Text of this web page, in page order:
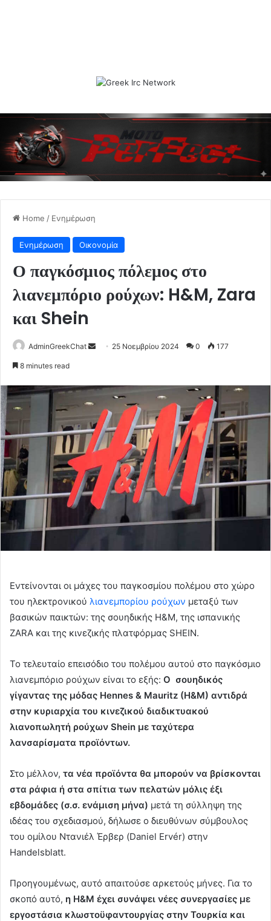
Home / Ενημέρωση
Ενημέρωση Οικονομία
Ο παγκόσμιος πόλεμος στο
λιανεμπόριο ρούχων: H&M, Zara
και Shein
AdminGreekChat
Send 25 Νοεμβρίου 2024 0 177
8 minutes read
Εντείνονται οι μάχες του παγκοσμίου πολέμου στο χώρο
του ηλεκτρονικού λιανεμπορίου ρούχων μεταξύ των
βασικών παικτών: της σουηδικής H&M, της ισπανικής
ΖARA και της κινεζικής πλατφόρμας SHEIN.
Το τελευταίο επεισόδιο του πολέμου αυτού στο παγκόσμιο
λιανεμπόριο ρούχων είναι το εξής: Ο σουηδικός
γίγαντας της μόδας Hennes & Mauritz (H&M) αντιδρά
στην κυριαρχία του κινεζικού διαδικτυακού
λιανοπωλητή ρούχων Shein με ταχύτερα
λανσαρίσματα προϊόντων.
Στο μέλλον, τα νέα προϊόντα θα μπορούν να βρίσκονται
στα ράφια ή στα σπίτια των πελατών μόλις έξι
εβδομάδες (σ.σ. ενάμιση μήνα) μετά τη σύλληψη της
ιδέας του σχεδιασμού, δήλωσε ο διευθύνων σύμβουλος
του ομίλου Ντανιέλ Έρβερ (Daniel Ervér) στην
Handelsblatt.
Προηγουμένως, αυτό απαιτούσε αρκετούς μήνες. Για το
σκοπό αυτό, η H&M έχει συνάψει νέες συνεργασίες με
εργοστάσια κλωστοϋφαντουργίας στην Τουρκία και